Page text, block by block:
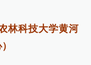
林科技大学黄河